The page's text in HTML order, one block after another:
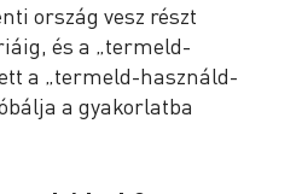
ország vesz részt
és a „termeld-
a „termeld-használd-
a gyakorlatba